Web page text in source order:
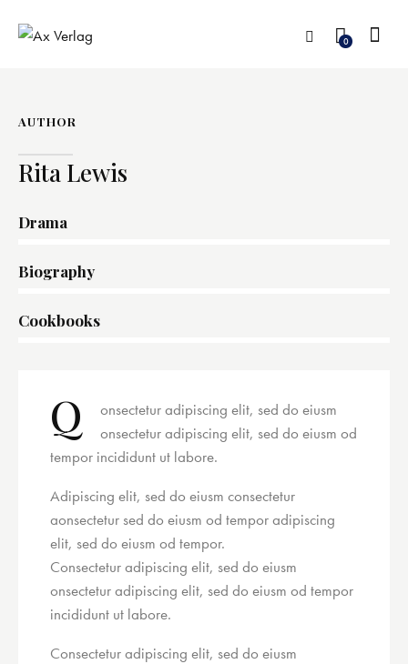
0
AUTHOR
Rita Lewis
Drama
Biography
Cookbooks
Q
onsectetur adipiscing elit, sed do eiusm
onsectetur adipiscing elit, sed do eiusm od
tempor incididunt ut labore.
Adipiscing elit, sed do eiusm consectetur
aonsectetur sed do eiusm od tempor adipiscing
elit, sed do eiusm od tempor.
Consectetur adipiscing elit, sed do eiusm
onsectetur adipiscing elit, sed do eiusm od tempor
incididunt ut labore.
Consectetur adipiscing elit, sed do eiusm